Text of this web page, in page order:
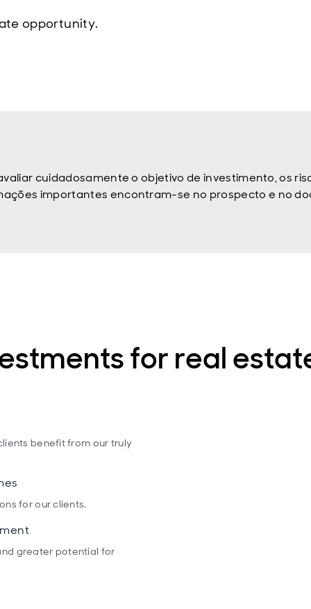
opportunity.
cuidadosamente o objetivo de investimento, os
importantes encontram-se no prospecto e no
for real
benefit from our truly
for our clients.
greater potential for